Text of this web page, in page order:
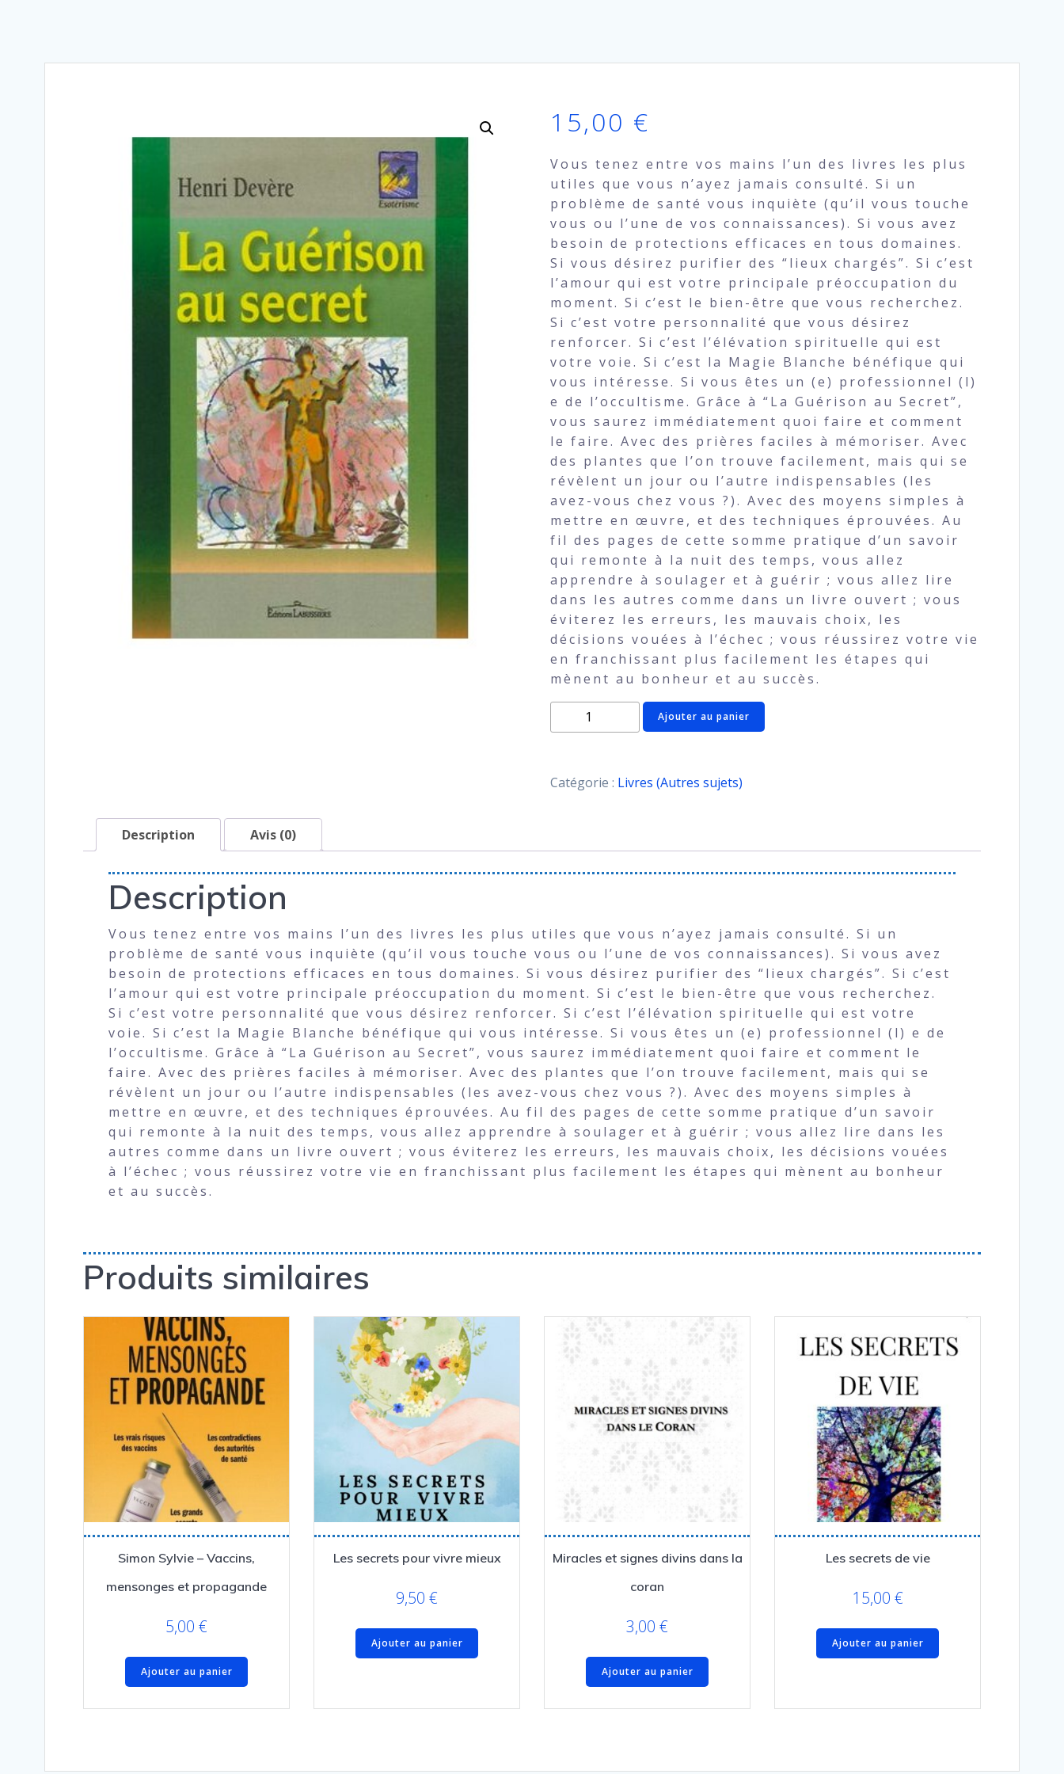
15,00 €
Vous tenez entre vos mains l’un des livres les plus
utiles que vous n’ayez jamais consulté. Si un
problème de santé vous inquiète (qu’il vous touche
vous ou l’une de vos connaissances). Si vous avez
besoin de protections efficaces en tous domaines.
Si vous désirez purifier des “lieux chargés”. Si c’est
l’amour qui est votre principale préoccupation du
moment. Si c’est le bien-être que vous recherchez.
Si c’est votre personnalité que vous désirez
renforcer. Si c’est l’élévation spirituelle qui est
votre voie. Si c’est la Magie Blanche bénéfique qui
vous intéresse. Si vous êtes un (e) professionnel (l)
e de l’occultisme. Grâce à “La Guérison au Secret”,
vous saurez immédiatement quoi faire et comment
le faire. Avec des prières faciles à mémoriser. Avec
des plantes que l’on trouve facilement, mais qui se
révèlent un jour ou l’autre indispensables (les
avez-vous chez vous ?). Avec des moyens simples à
mettre en œuvre, et des techniques éprouvées. Au
fil des pages de cette somme pratique d’un savoir
qui remonte à la nuit des temps, vous allez
apprendre à soulager et à guérir ; vous allez lire
dans les autres comme dans un livre ouvert ; vous
éviterez les erreurs, les mauvais choix, les
décisions vouées à l’échec ; vous réussirez votre vie
en franchissant plus facilement les étapes qui
mènent au bonheur et au succès.
quantité
de
au
Ajouter au panier
Catégorie : Livres (Autres sujets)
Description Avis (0)
Description
Vous tenez entre vos mains l’un des livres les plus utiles que vous n’ayez jamais consulté. Si un
problème de santé vous inquiète (qu’il vous touche vous ou l’une de vos connaissances). Si vous avez
besoin de protections efficaces en tous domaines. Si vous désirez purifier des “lieux chargés”. Si c’est
l’amour qui est votre principale préoccupation du moment. Si c’est le bien-être que vous recherchez.
Si c’est votre personnalité que vous désirez renforcer. Si c’est l’élévation spirituelle qui est votre
voie. Si c’est la Magie Blanche bénéfique qui vous intéresse. Si vous êtes un (e) professionnel (l) e de
l’occultisme. Grâce à “La Guérison au Secret”, vous saurez immédiatement quoi faire et comment le
faire. Avec des prières faciles à mémoriser. Avec des plantes que l’on trouve facilement, mais qui se
révèlent un jour ou l’autre indispensables (les avez-vous chez vous ?). Avec des moyens simples à
mettre en œuvre, et des techniques éprouvées. Au fil des pages de cette somme pratique d’un savoir
qui remonte à la nuit des temps, vous allez apprendre à soulager et à guérir ; vous allez lire dans les
autres comme dans un livre ouvert ; vous éviterez les erreurs, les mauvais choix, les décisions vouées
à l’échec ; vous réussirez votre vie en franchissant plus facilement les étapes qui mènent au bonheur
et au succès.
Produits similaires
Simon Sylvie – Vaccins,
mensonges et propagande
5,00 €
Ajouter au panier
Les secrets pour vivre mieux
9,50 €
Ajouter au panier
Miracles et signes divins dans la
coran
3,00 €
Ajouter au panier
Les secrets de vie
15,00 €
Ajouter au panier